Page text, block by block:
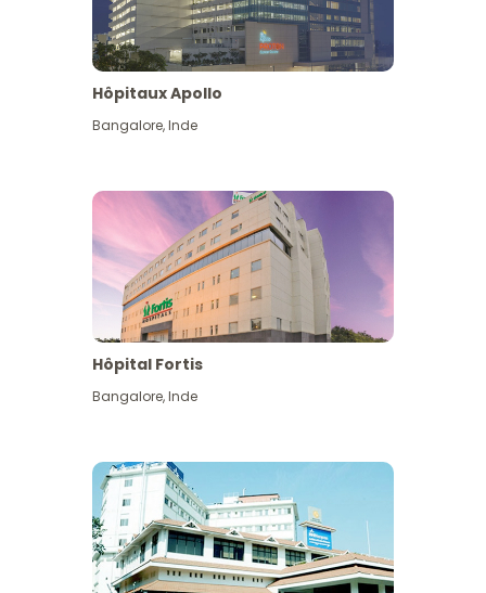
Hôpitaux Apollo
Bangalore,Inde
Hôpital Fortis
Bangalore,Inde